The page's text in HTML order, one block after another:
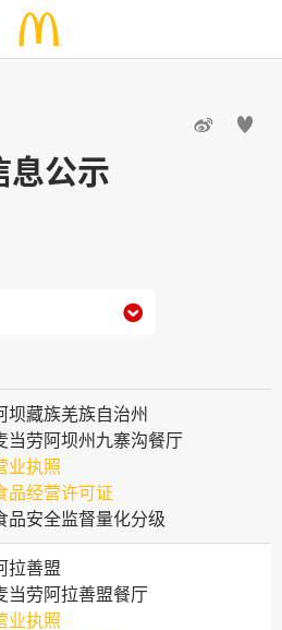
 
息公示

坝藏族羌族自治州
当劳阿坝州九寨沟餐厅
业执照
品经营许可证
品安全监督量化分级
拉善盟
当劳阿拉善盟餐厅
业执照